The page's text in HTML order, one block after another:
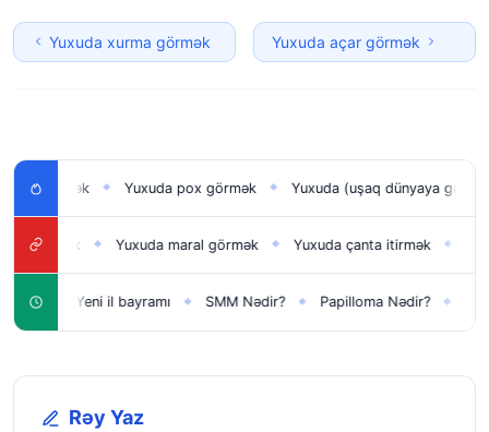
Yuxuda xurma görmək Yuxuda açar görmək
Yuxuda pox görmək ◆ Yuxuda (uşaq dünyaya gətirmək)
Yuxuda maral görmək ◆ Yuxuda çanta itirmək ◆ Yuxuda
Yeni il bayramı ◆ SMM Nədir? ◆ Papilloma Nədir? ◆
Rəy Yaz